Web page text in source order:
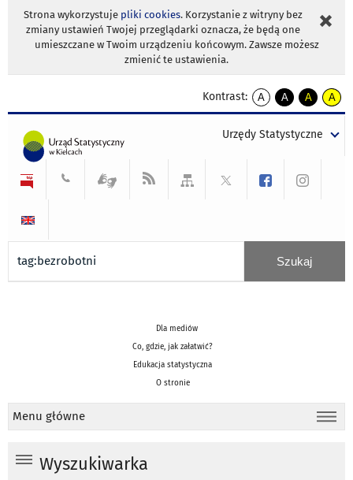
Strona wykorzystuje pliki cookies. Korzystanie z witryny bez
zmiany ustawień Twojej przeglądarki oznacza, że będą one
umieszczane w Twoim urządzeniu końcowym. Zawsze możesz
zmienić te ustawienia.
Kontrast:
A
kontrast
A
kontrast
tekst
czarnym
A
kontrast
tekst
czarnym
A
tekst
żółtym
Urzędy Statystyczne
Dla mediów
Co, gdzie, jak załatwić?
Edukacja statystyczna
O stronie
Menu główne
Wyszukiwarka